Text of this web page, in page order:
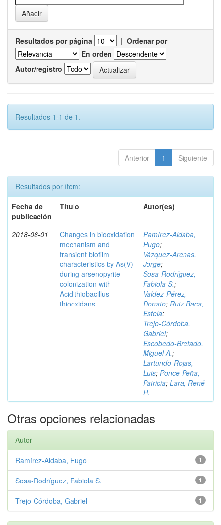
Resultados por página | Ordenar por
En orden
Autor/registro
Resultados 1-1 de 1.
Anterior 1 Siguiente
Resultados por ítem:
Fecha de
publicación
Título Autor(es)
2018-06-01
Changes in biooxidation
mechanism and
transient biofilm
characteristics by As(V)
during arsenopyrite
colonization with
Acidithiobacillus
thiooxidans
Ramírez‑Aldaba,
Hugo;
Vázquez‑Arenas,
Jorge;
Sosa‑Rodríguez,
Fabiola S.;
Valdez‑Pérez,
Donato; Ruiz‑Baca,
Estela;
Trejo‑Córdoba,
Gabriel;
Escobedo‑Bretado,
Miguel A.;
Lartundo‑Rojas,
Luis; Ponce‑Peña,
Patricia; Lara, René
H.
Otras opciones relacionadas
Autor
1
Ramírez‑Aldaba, Hugo
1
Sosa‑Rodríguez, Fabiola S.
1
Trejo‑Córdoba, Gabriel